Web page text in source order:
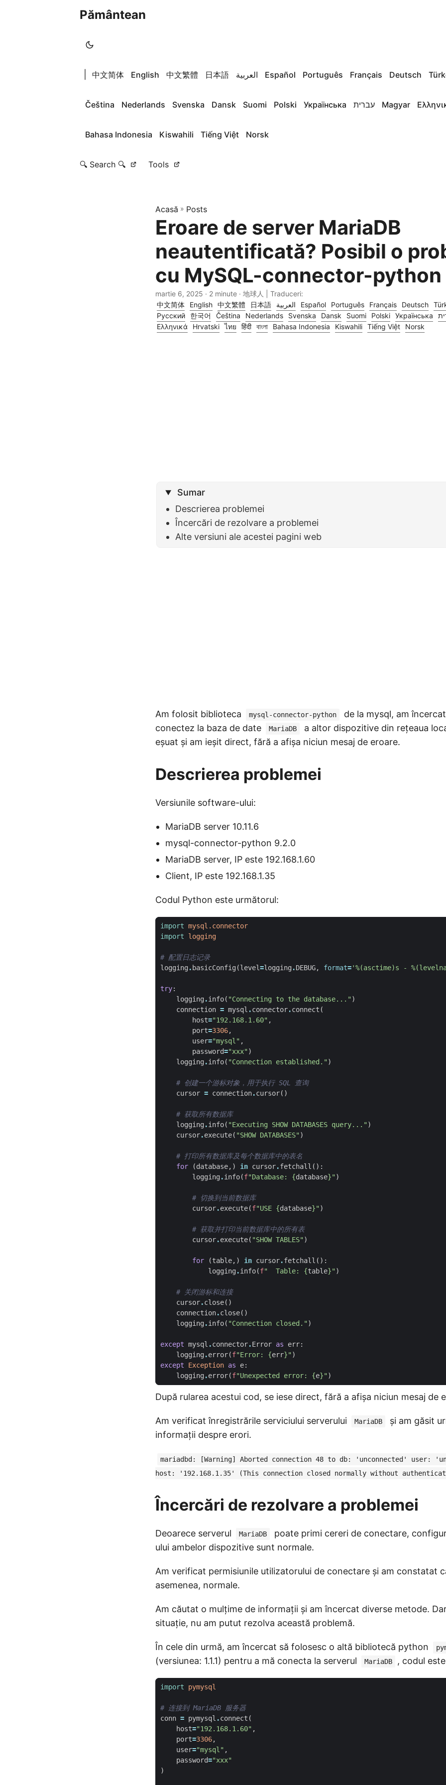
Pământean
中文简体 English 中文繁體 日本語 العربية Español Português Français Deutsch
Čeština Nederlands Svenska Dansk Suomi Polski Українська עברית Magyar
Bahasa Indonesia Kiswahili Tiếng Việt Norsk
🔍 Search 🔍 Tools
Acasă » Posts
Eroare de server MariaDB
neautentificată? Posibil o
cu MySQL-connector-python
martie 6, 2025 · 2 minute · 地球人 | Traduceri:
中文简体
English 中文繁體 日本語 العربية Español Português Français Deutsch
Русский
한국어 Čeština Nederlands Svenska Dansk Suomi Polski Українська
Ελληνικά
Hrvatski ไทย हिंदी বাংলা Bahasa Indonesia Kiswahili Tiếng Việt Norsk
Sumar
Descrierea problemei
Încercări de rezolvare a problemei
Alte versiuni ale acestei pagini web
Am folosit biblioteca mysql-connector-python
de la mysql, am
conectez la baza de date
MariaDB
a altor dispozitive din rețeaua
eșuat și am ieșit direct, fără a afișa niciun mesaj de eroare.
Descrierea problemei
Versiunile software-ului:
MariaDB server 10.11.6
mysql-connector-python 9.2.0
MariaDB server, IP este 192.168.1.60
Client, IP este 192.168.1.35
Codul Python este următorul:
import mysql.connector
import
logging
# 配置日志记录
logging . basicConfig (level=logging .DEBUG, format='%(asctime)s -
try:
logging .info( "Connecting to the database...")
connection = mysql .connector.connect (
host="192.168.1.60" ,
port=3306,
user="mysql" ,
password="xxx")
logging .info( "Connection established.")
# 创建一个游标对象，用于执行 SQL 查询
cursor = connection.cursor()
# 获取所有数据库
logging .info( "Executing SHOW DATABASES query...")
cursor.execute( "SHOW DATABASES")
# 打印所有数据库及每个数据库中的表名
for
(database,) in cursor.fetchall ():
logging .info(f"Database: {database}")
# 切换到当前数据库
cursor.execute(f"USE {database}")
# 获取并打印当前数据库中的所有表
cursor.execute( "SHOW TABLES")
for (table,) in cursor.fetchall ():
logging .info(f"  Table: {table}")
# 关闭游标和连接
cursor.close()
connection.close()
logging .info( "Connection closed.")
except mysql .connector.Error as err:
logging .error(f"Error: {err}")
except
Exception as e:
logging .error(f"Unexpected error: {e}")
După rularea acestui cod, se iese direct, fără a afișa niciun mesaj de
Am verificat înregistrările serviciului serverului MariaDB
și am găsit
informații despre erori.
mariadbd: [Warning] Aborted connection 48 to db: 'unconnected' user:
host: '192.168.1.35' (This connection closed normally without
Încercări de rezolvare a problemei
Deoarece serverul MariaDB
poate primi cereri de conectare,
ului ambelor dispozitive sunt normale.
Am verificat permisiunile utilizatorului de conectare și am constatat
asemenea, normale.
Am căutat o mulțime de informații și am încercat diverse metode.
situație, nu am putut rezolva această problemă.
În cele din urmă, am încercat să folosesc o altă bibliotecă python
(versiunea: 1.1.1) pentru a mă conecta la serverul MariaDB , codul
import pymysql
# 连接到 MariaDB 服务器
conn = pymysql .connect (
host="192.168.1.60" ,
port=3306,
user="mysql" ,
password="xxx"
)